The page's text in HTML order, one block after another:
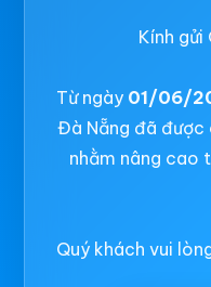
Kính gửi
Từ ngày 01/06/
Đà Nẵng đã được
nhằm nâng cao
Quý khách vui